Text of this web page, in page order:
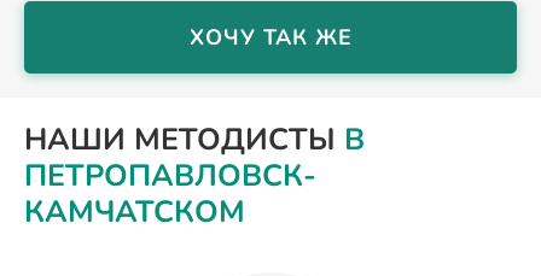
ХОЧУ ТАК ЖЕ
НАШИ МЕТОДИСТЫ В
ПЕТРОПАВЛОВСК-
КАМЧАТСКОМ